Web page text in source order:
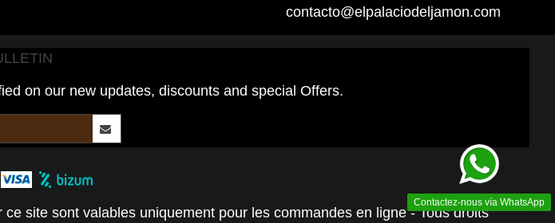
contacto@elpalaciodeljamon.com
Contactez-nous vía WhatsApp
on our new updates, discounts and special Offers.
site sont valables uniquement pour les commandes en ligne - Tous droits